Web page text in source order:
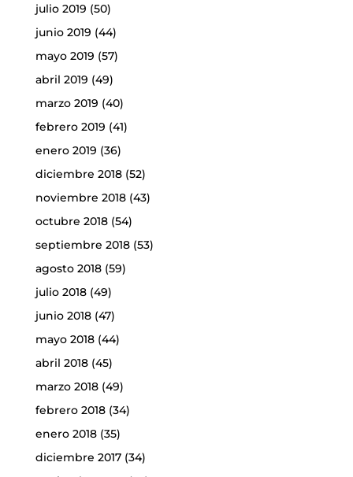
julio 2019 (50)
junio 2019 (44)
mayo 2019 (57)
abril 2019 (49)
marzo 2019 (40)
febrero 2019 (41)
enero 2019 (36)
diciembre 2018(52)
noviembre 2018(43)
octubre 2018(54)
septiembre 2018(53)
agosto 2018(59)
julio 2018(49)
junio 2018(47)
mayo 2018(44)
abril 2018(45)
marzo 2018(49)
febrero 2018(34)
enero 2018(35)
diciembre 2017(34)